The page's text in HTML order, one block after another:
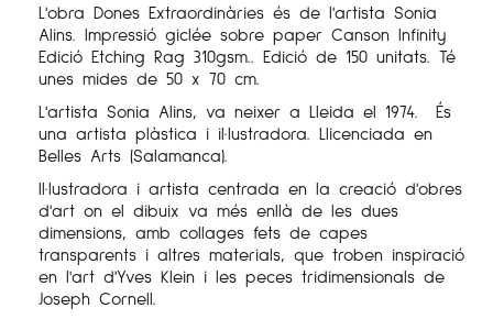
L'obra Dones Extraordinàries és de l'artista Sonia
Alins. Impressió giclée sobre paper Canson Infinity
Edició Etching Rag 310gsm.. Edició de 150 unitats. Té
unes mides de 50 x 70 cm.
L'artista Sonia Alins, va neixer a Lleida el 1974. És
una artista plàstica i il·lustradora. Llicenciada en
Belles Arts (Salamanca).
Il·lustradora i artista centrada en la creació d'obres
d'art on el dibuix va més enllà de les dues
dimensions, amb collages fets de capes
transparents i altres materials, que troben inspiració
en l'art d'Yves Klein i les peces tridimensionals de
Joseph Cornell.